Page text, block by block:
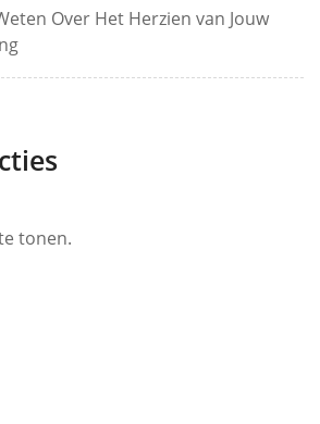
Over Het Herzien van Jouw
tonen.